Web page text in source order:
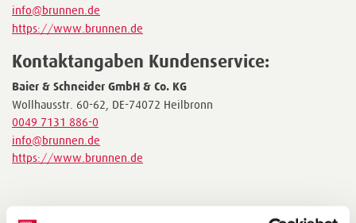
info@brunnen.de
https://www.brunnen.de
Kontaktangaben Kundenservice:
Baier & Schneider GmbH & Co. KG
Wollhausstr. 60-62, DE-74072 Heilbronn
0049 7131 886-0
info@brunnen.de
https://www.brunnen.de